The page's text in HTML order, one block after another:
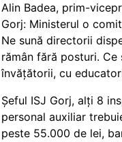
Alin Badea, prim-
Gorj: Ministerul o
Ne sună directorii
rămân fără posturi. Ce
învățătorii, cu
Șeful ISJ Gorj, alți 8
personal auxiliar
peste 55.000 de lei,